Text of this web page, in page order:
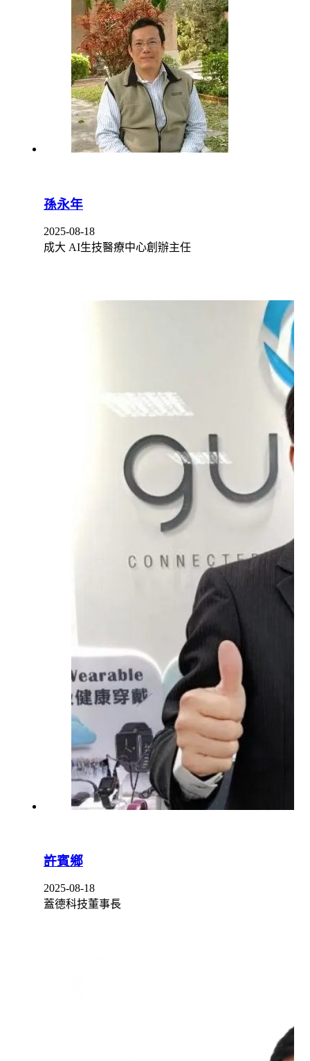
孫永年
2025-08-18
成大 AI生技醫療中心創辦主任
許賓鄉
2025-08-18
蓋德科技董事長